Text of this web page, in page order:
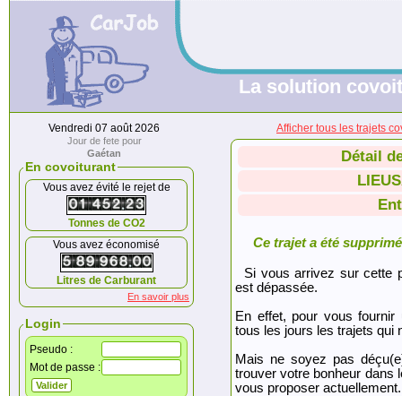
La solution
Vendredi 07 août 2026
Jour de fete pour
Gaétan
En covoiturant
Vous avez évité le rejet de
Tonnes de CO2
Vous avez économisé
Litres de Carburant
En savoir plus
Login
Pseudo :
Mot de passe :
Afficher tous les trajets
Détail
Ce trajet a été
Si vous arrivez sur cette
est dépassée.
En effet, pour vous fournir
tous les jours les trajets qui
Mais ne soyez pas
trouver votre bonheur dans
vous proposer actuellement.